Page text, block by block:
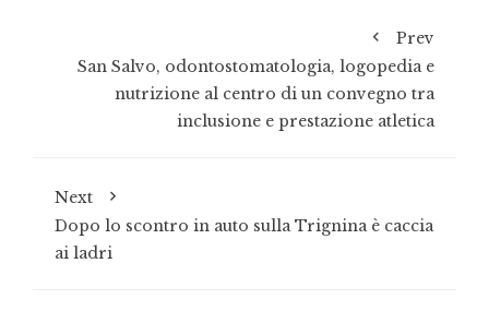
Prev
San Salvo, odontostomatologia, logopedia e
nutrizione al centro di un convegno tra
inclusione e prestazione atletica
Next
Dopo lo scontro in auto sulla Trignina è caccia
ai ladri